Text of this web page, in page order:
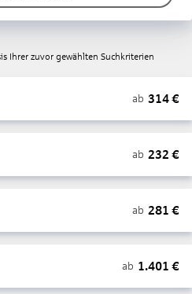
Ihrer zuvor gewählten Suchkriterien
ab 314€
ab 232 €
ab 281 €
ab 1.401 €